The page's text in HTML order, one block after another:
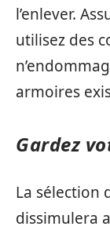
l’enlever.
utilisez des
armoires
Gardez
La sélection
dissimulera